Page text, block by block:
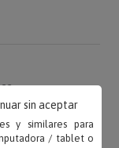
Por poner
grabadas en
y similares para
/ tablet o
sin aceptar